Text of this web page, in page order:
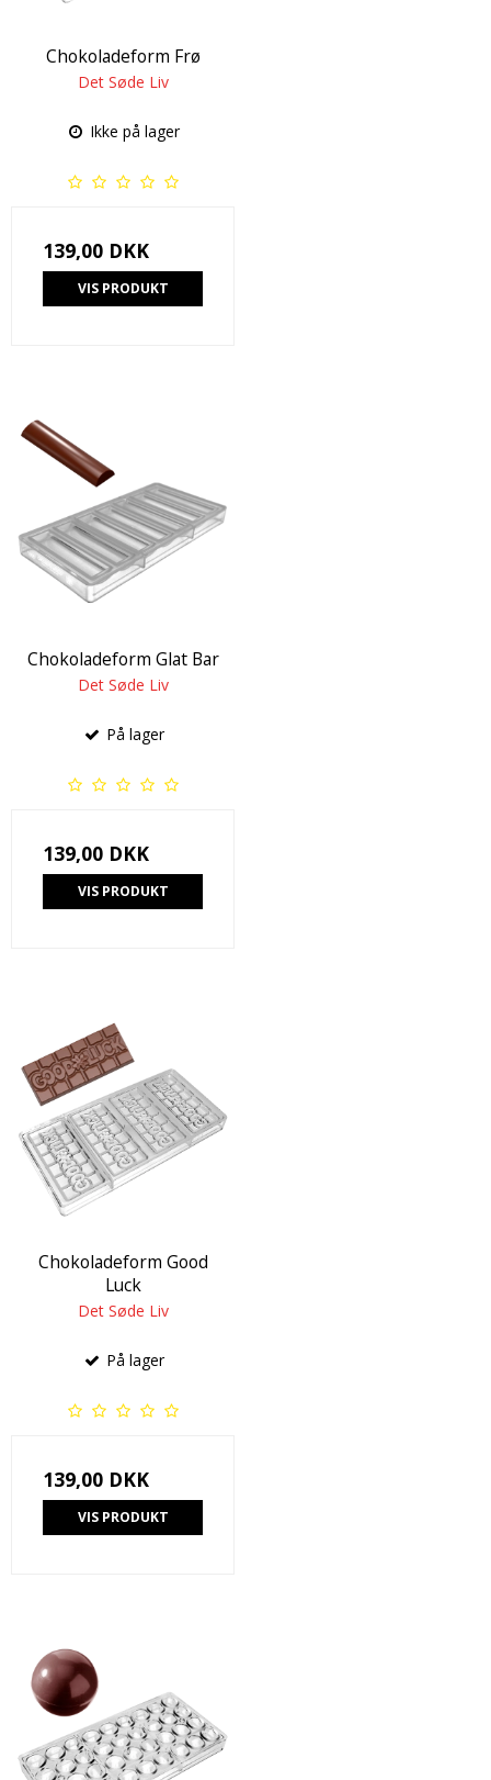
Chokoladeform Frø
Det Søde Liv
Ikke på lager
139,00 DKK
VIS PRODUKT
Chokoladeform Glat Bar
Det Søde Liv
På lager
139,00 DKK
VIS PRODUKT
Chokoladeform Good
Luck
Det Søde Liv
På lager
139,00 DKK
VIS PRODUKT